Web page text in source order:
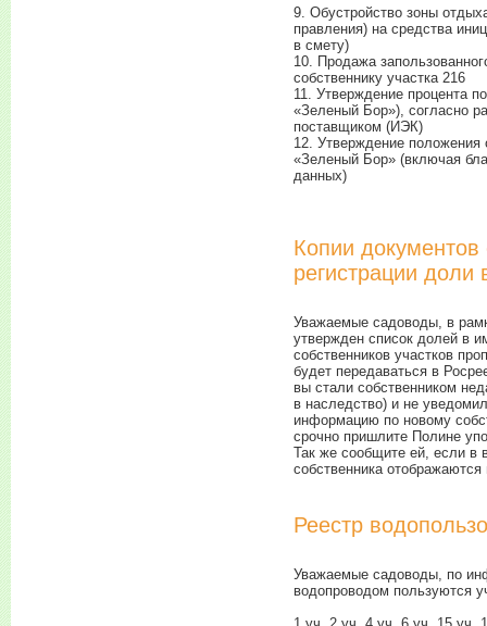
9. Обустройство зоны
правления) на средства
в смету)
10. Продажа
собственнику участка 216
11. Утверждение процента
«Зеленый Бор»), согласно
поставщиком (ИЭК)
12. Утверждение
«Зеленый Бор» (включая
данных)
Копии документов
регистрации
Уважаемые садоводы, в
утвержден список долей в
собственников участков
будет передаваться в
вы стали собственником
в наследство) и не
информацию по новому
срочно пришлите Полине
Так же сообщите ей, если в
собственника отображаются
Реестр
Уважаемые садоводы, по
водопроводом пользуются